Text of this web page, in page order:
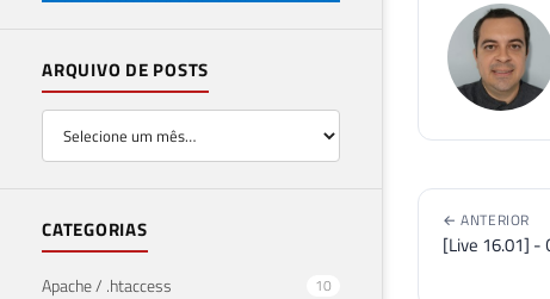
ARQUIVO DE POSTS
CATEGORIAS
Apache / .htaccess 10
← ANTERIOR
[Live 16.01] -